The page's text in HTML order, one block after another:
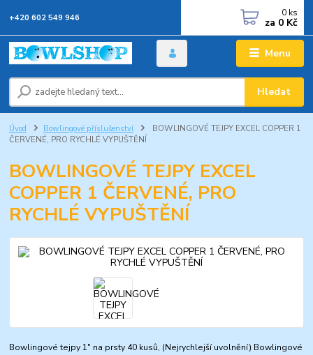
Menu
Hledat
+420 602 549 946 0 ks
za 0 Kč
Úvod Bowlingové příslušenství
BOWLINGOVÉ TEJPY EXCEL COPPER 1
ČERVENÉ, PRO RYCHLÉ VYPUŠTĚNÍ
BOWLINGOVÉ TEJPY EXCEL
COPPER 1 ČERVENÉ, PRO
RYCHLÉ VYPUŠTĚNÍ
Bowlingové tejpy 1" na prsty 40 kusů, (Nejrychlejší uvolnění) Bowlingové